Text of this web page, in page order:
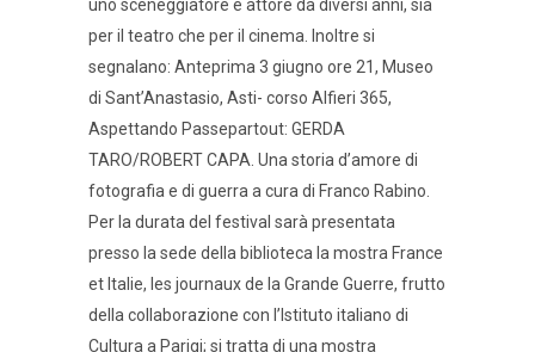
uno sceneggiatore e attore da diversi anni, sia
per il teatro che per il cinema. Inoltre si
segnalano: Anteprima 3 giugno ore 21, Museo
di Sant’Anastasio, Asti- corso Alfieri 365,
Aspettando Passepartout: GERDA
TARO/ROBERT CAPA. Una storia d’amore di
fotografia e di guerra a cura di Franco Rabino.
Per la durata del festival sarà presentata
presso la sede della biblioteca la mostra France
et Italie, les journaux de la Grande Guerre, frutto
della collaborazione con l’Istituto italiano di
Cultura a Parigi; si tratta di una mostra